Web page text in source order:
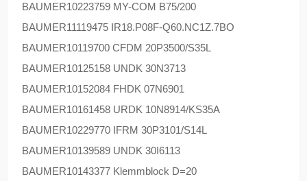
BAUMER10223759 MY-COM B75/200
BAUMER11119475 IR18.P08F-Q60.NC1Z.7BO
BAUMER10119700 CFDM 20P3500/S35L
BAUMER10125158 UNDK 30N3713
BAUMER10152084 FHDK 07N6901
BAUMER10161458 URDK 10N8914/KS35A
BAUMER10229770 IFRM 30P3101/S14L
BAUMER10139589 UNDK 30I6113
BAUMER10143377 Klemmblock D=20